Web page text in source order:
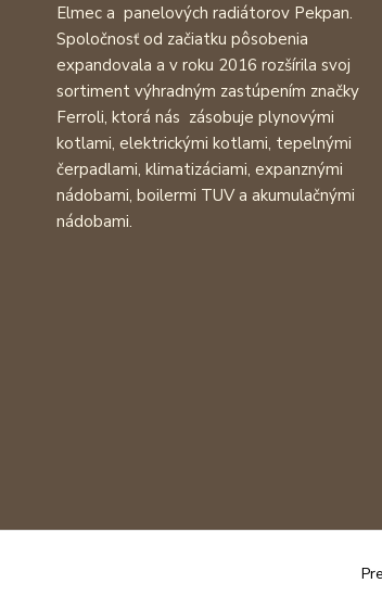
Elmec a panelových radiátorov Pekpan.
Spoločnosť od začiatku pôsobenia
expandovala a v roku 2016 rozšírila svoj
sortiment výhradným zastúpením značky
Ferroli, ktorá nás zásobuje plynovými
kotlami, elektrickými kotlami, tepelnými
čerpadlami, klimatizáciami, expanznými
nádobami, boilermi TUV a akumulačnými
nádobami.